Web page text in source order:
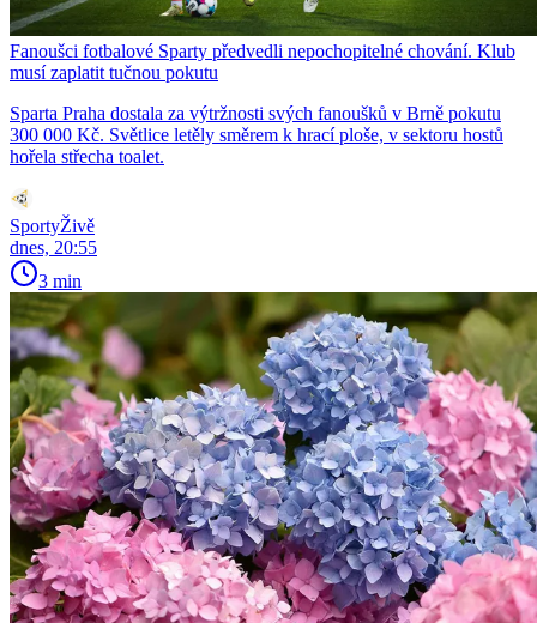
Fanoušci fotbalové Sparty předvedli nepochopitelné chování. Klub
musí zaplatit tučnou pokutu
Sparta Praha dostala za výtržnosti svých fanoušků v Brně pokutu
300 000 Kč. Světlice letěly směrem k hrací ploše, v sektoru hostů
hořela střecha toalet.
SportyŽivě
dnes, 20:55
3 min